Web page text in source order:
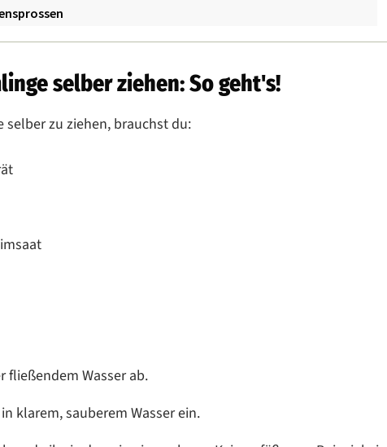
selber ziehen: So geht's!
zu ziehen, brauchst du:
Wasser ab.
klarem, sauberem Wasser ein.